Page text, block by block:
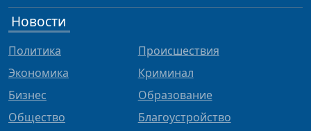
Новости
Политика
Экономика
Бизнес
Общество
Происшествия
Криминал
Образование
Благоустройство